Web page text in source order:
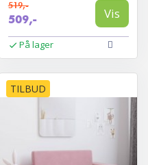
519,-
509,- Vis
På lager
TILBUD